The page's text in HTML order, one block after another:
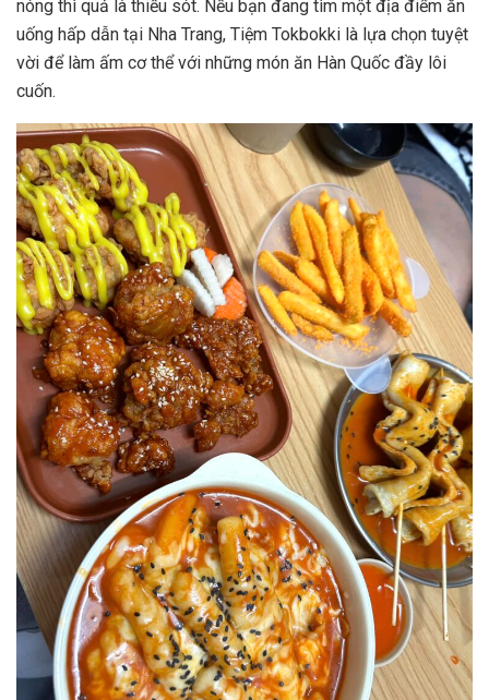
nóng thì quả là thiếu sót. Nếu bạn đang tìm một địa điểm ăn
uống hấp dẫn tại Nha Trang, Tiệm Tokbokki là lựa chọn tuyệt
vời để làm ấm cơ thể với những món ăn Hàn Quốc đầy lôi
cuốn.